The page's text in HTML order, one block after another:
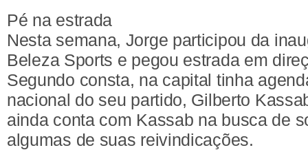
Pé na estrada
Nesta semana, Jorge participou da
Beleza Sports e pegou estrada em
Segundo consta, na capital tinha
nacional do seu partido, Gilberto
ainda conta com Kassab na busca de
algumas de suas reivindicações.